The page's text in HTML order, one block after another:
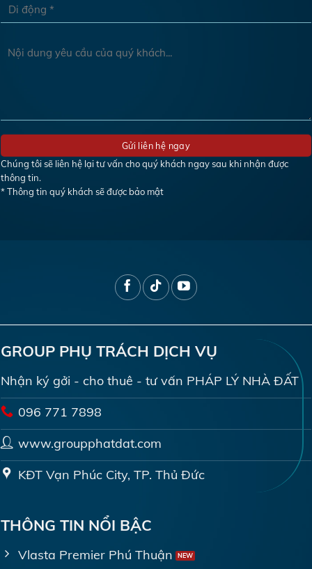
Chúng tôi sẽ liên hệ lại tư vấn cho quý khách ngay sau khi nhận được
thông tin.
* Thông tin quý khách sẽ được bảo mật
GROUP PHỤ TRÁCH DỊCH VỤ
Nhận ký gởi - cho thuê - tư vấn PHÁP LÝ NHÀ ĐẤT
096 771 7898
www.groupphatdat.com
KĐT Vạn Phúc City, TP. Thủ Đức
THÔNG TIN NỔI BẬC
Vlasta Premier Phú Thuận